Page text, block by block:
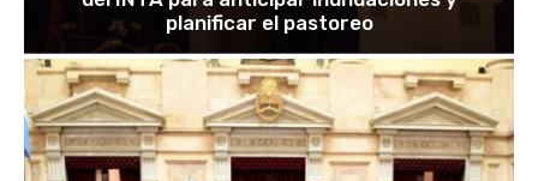
planificar el pastoreo